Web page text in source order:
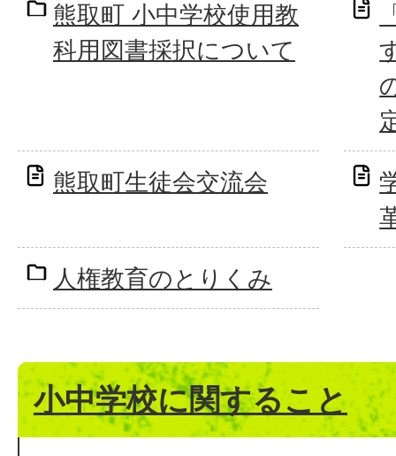
熊取町 小中学校使用教
科用図書採択について
熊取町生徒会交流会
人権教育のとりくみ
小中学校に関すること